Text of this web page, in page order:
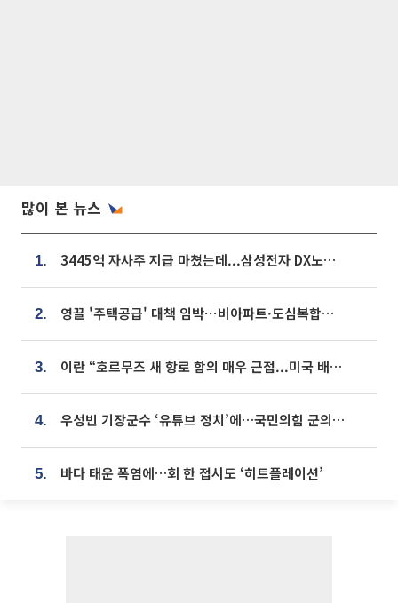
많이 본 뉴스
1. 3445억 자사주 지급 마쳤는데...삼성전자 DX노조, 뒤늦은 '떼쓰기 집회'
2. 영끌 '주택공급' 대책 임박⋯비아파트·도심복합까지 총동원
3. 이란 “호르무즈 새 항로 합의 매우 근접...미국 배상 먼저”
4. 우성빈 기장군수 ‘유튜브 정치’에…국민의힘 군의원들 집단 반발
5. 바다 태운 폭염에…회 한 접시도 ‘히트플레이션’